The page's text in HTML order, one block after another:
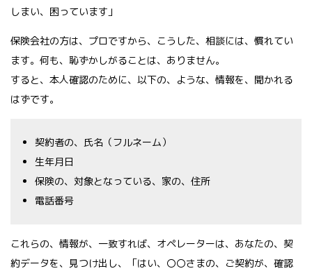
しまい、困っています」
保険会社の方は、プロですから、こうした、相談には、慣れてい
ます。何も、恥ずかしがることは、ありません。
すると、本人確認のために、以下の、ような、情報を、聞かれる
はずです。
契約者の、氏名（フルネーム）
生年月日
保険の、対象となっている、家の、住所
電話番号
これらの、情報が、一致すれば、オペレーターは、あなたの、契
約データを、見つけ出し、「はい、〇〇さまの、ご契約が、確認